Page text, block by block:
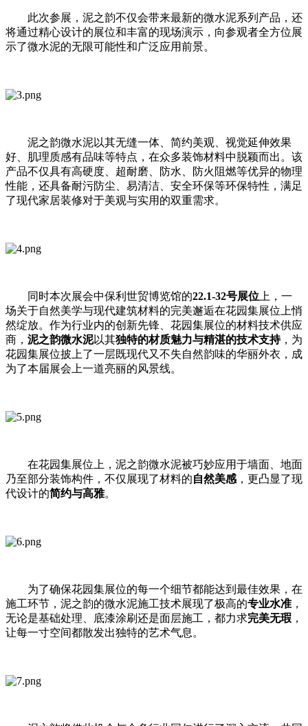
此次参展，泥之韵不仅会带来最新的微水泥系列产品，还
将通过精心设计的展位和丰富的现场演示，向参观者全方位展
示了微水泥的无限可能性和广泛应用前景。
泥之韵微水泥以其无缝一体、简约美观、视觉延伸效果
好、肌理质感有品味等特点，在众多装饰材料中脱颖而出。该
产品不仅具有高硬度、超耐磨、防水、防火阻燃等优异的物理
性能，还具备耐污防尘、易清洁、安全环保等环保特性，满足
了现代家居装修对于美观与实用的双重需求。
同时本次展会中保利世贸博览馆的22.1-32号展位 上，一
场关于自然美学与现代建筑材料的完美邂逅在花园集展位上悄
然绽放。作为行业内的创新先锋、花园集展位的材料技术供应
商， 泥之韵微水泥以其独特的材质魅力与精湛的技术支持，为
花园集展位披上了一层既现代又不失自然韵味的华丽外衣，成
为了本届展会上一道亮丽的风景线。
在花园集展位上，泥之韵微水泥被巧妙应用于墙面、地面
乃至部分装饰构件，不仅展现了材料的自然美感 ，更凸显了现
代设计的简约与高雅。
为了确保花园集展位的每一个细节都能达到最佳效果，在
施工环节，泥之韵的微水泥施工技术展现了极高的专业水准 ，
无论是基础处理、底漆涂刷还是面层施工，都力求完美无瑕 ，
让每一寸空间都散发出独特的艺术气息。